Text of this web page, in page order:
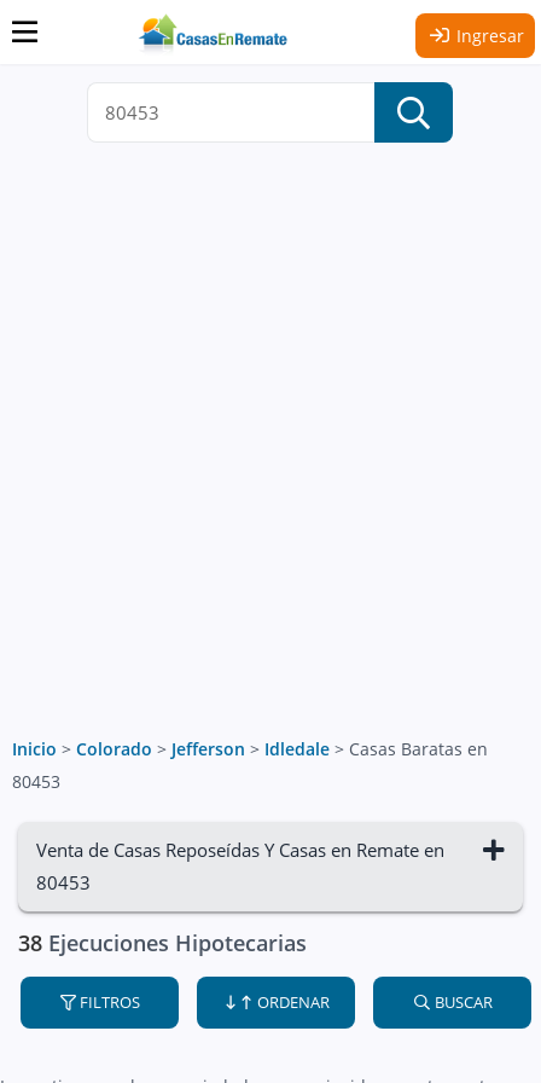
Ingresar
Inicio > Colorado > Jefferson > Idledale > Casas Baratas en
80453
Venta de Casas Reposeídas Y Casas en Remate en
80453
38 Ejecuciones Hipotecarias
FILTROS ORDENAR BUSCAR